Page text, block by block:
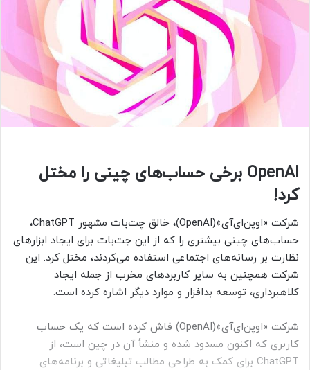
OpenAI برخی حساب‌های چینی را مختل
کرد!
شرکت «اوپن‌ای‌آی»(OpenAI)، خالق چت‌بات مشهور ChatGPT،
حساب‌های چینی بیشتری را که از این جت‌بات برای ایجاد ابزارهای
نظارت بر رسانه‌های اجتماعی استفاده می‌کردند، مختل کرد. این
شرکت همچنین به سایر کاربردهای مخرب از جمله ایجاد
کلاهبرداری، توسعه بدافزار و موارد دیگر اشاره کرده است.
شرکت «اوپن‌ای‌آی»(OpenAI) فاش کرده است که یک حساب
کاربری که اکنون مسدود شده و منشأ آن در چین است، از
ChatGPT برای کمک به طراحی مطالب تبلیغاتی و برنامه‌های